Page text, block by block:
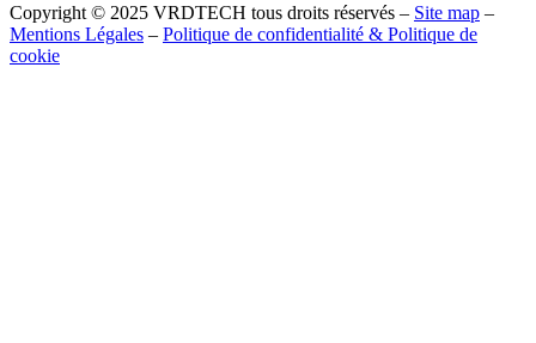
Copyright © 2025 VRDTECH tous droits réservés – Site map –
Mentions Légales – Politique de confidentialité & Politique de
cookie